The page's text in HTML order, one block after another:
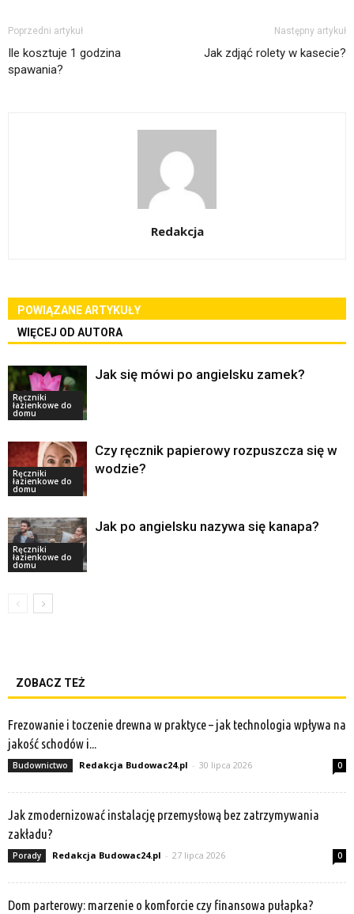
Poprzedni artykuł
Ile kosztuje 1 godzina
spawania?
Następny artykuł
Jak zdjąć rolety w kasecie?
Redakcja
POWIĄZANE ARTYKUŁY
WIĘCEJ OD AUTORA
Ręczniki
łazienkowe do
domu
Jak się mówi po angielsku zamek?
Ręczniki
łazienkowe do
domu
Czy ręcznik papierowy rozpuszcza się w
wodzie?
Ręczniki
łazienkowe do
domu
Jak po angielsku nazywa się kanapa?
ZOBACZ TEŻ
Frezowanie i toczenie drewna w praktyce – jak technologia wpływa na
jakość schodów i...
Budownictwo Redakcja Budowac24.pl - 30 lipca 2026 0
Jak zmodernizować instalację przemysłową bez zatrzymywania
zakładu?
Porady Redakcja Budowac24.pl - 27 lipca 2026 0
Dom parterowy: marzenie o komforcie czy finansowa pułapka?